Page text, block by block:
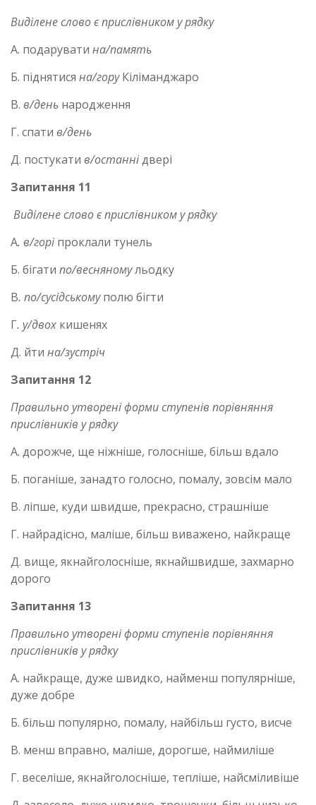
Виділене слово є прислівником у рядку
А. подарувати на/память
Б. піднятися на/горуКіліманджаро
В. в/день народження
Г. спати в/день
Д. постукати в/останнідвері
Запитання 11
Виділене слово є прислівником у рядку
А. в/горі проклали тунель
Б. бігати по/весняномульодку
В. по/сусідськомуполю бігти
Г. у/двох кишенях
Д. йти на/зустріч
Запитання 12
Правильно утворені форми ступенів порівняння
прислівників у рядку
А. дорожче, ще ніжніше, голосніше, більш вдало
Б. поганіше, занадто голосно, помалу, зовсім мало
В. ліпше, куди швидше, прекрасно, страшніше
Г. найрадісно, маліше, більш виважено, найкраще
Д. вище, якнайголосніше, якнайшвидше, захмарно
дорого
Запитання 13
Правильно утворені форми ступенів порівняння
прислівників у рядку
А. найкраще, дуже швидко, найменш популярніше,
дуже добре
Б. більш популярно, помалу, найбільш густо, висче
В. менш вправно, маліше, дорогше, наймиліше
Г. веселіше, якнайголосніше, тепліше, найсміливіше